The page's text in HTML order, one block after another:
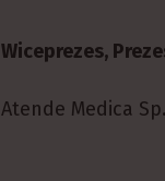
Wiceprezes,
Atende Medica